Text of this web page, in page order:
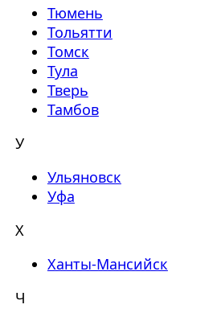
Тюмень
Тольятти
Томск
Тула
Тверь
Тамбов
У
Ульяновск
Уфа
Х
Ханты-Мансийск
Ч